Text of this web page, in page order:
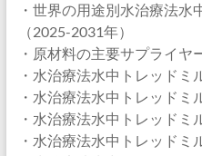
・世界の用途別水治療法水
（2025-2031年）
・原材料の主要サプライヤ
・水治療法水中トレッドミ
・水治療法水中トレッドミ
・水治療法水中トレッドミ
・水治療法水中トレッドミ